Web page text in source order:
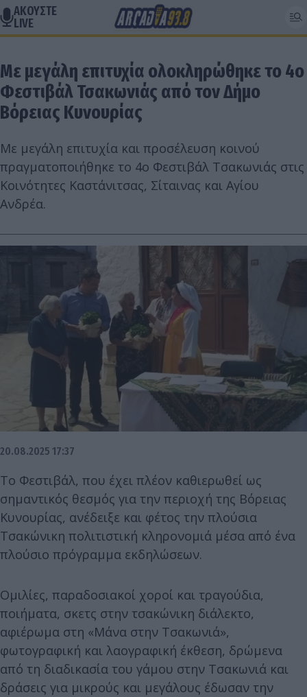
ΑΚΟΥΣΤΕ
LIVE
Με μεγάλη επιτυχία ολοκληρώθηκε το 4ο
Φεστιβάλ Τσακωνιάς από τον Δήμο
Βόρειας Κυνουρίας
Με μεγάλη επιτυχία και προσέλευση κοινού
πραγματοποιήθηκε το 4ο Φεστιβάλ Τσακωνιάς στις
Κοινότητες Καστάνιτσας, Σίταινας και Αγίου
Ανδρέα.
20.08.2025 17:37
Το Φεστιβάλ, που έχει πλέον καθιερωθεί ως
σημαντικός θεσμός για την περιοχή της Βόρειας
Κυνουρίας, ανέδειξε και φέτος την πλούσια
Τσακώνικη πολιτιστική κληρονομιά μέσα από ένα
πλούσιο πρόγραμμα εκδηλώσεων.
Ομιλίες, παραδοσιακοί χοροί και τραγούδια,
ποιήματα, σκετς στην τσακώνικη διάλεκτο,
αφιέρωμα στη «Μάνα στην Τσακωνιά»,
φωτογραφική και λαογραφική έκθεση, δρώμενα
από τη διαδικασία του γάμου στην Τσακωνιά και
δράσεις για μικρούς και μεγάλους έδωσαν την